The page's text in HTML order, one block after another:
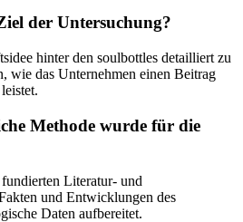
der Untersuchung?
hinter den soulbottles detailliert zu
wie das Unternehmen einen Beitrag
Methode wurde für die
Literatur- und
und Entwicklungen des
Daten aufbereitet.